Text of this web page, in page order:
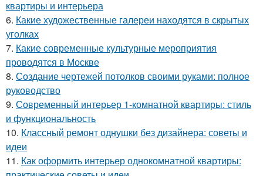
квартиры и интерьера
6. Какие художественные галереи находятся в скрытых
уголках
7. Какие современные культурные мероприятия
проводятся в Москве
8. Создание чертежей потолков своими руками: полное
руководство
9. Современный интерьер 1-комнатной квартиры: стиль
и функциональность
10. Классный ремонт однушки без дизайнера: советы и
идеи
11. Как оформить интерьер однокомнатной квартиры: